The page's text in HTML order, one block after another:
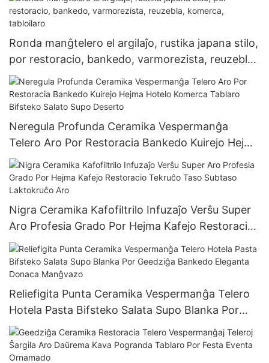
Ronda manĝtelero el argilaĵo, rustika japana stilo,
por restoracio, bankedo, varmorezista, reuzebla,
komerca, tabloilaro
Neregula Profunda Ceramika Vespermanĝa
Telero Aro Por Restoracia Bankedo Kuirejo Hejma
Hotelo Komerca Tablaro Bifsteko Salato Supo
Deserto
Nigra Ceramika Kafofiltrilo Infuzaĵo Verŝu Super
Aro Profesia Grado Por Hejma Kafejo Restoracio
Tekruĉo Taso Subtaso Laktokruĉo Aro
Reliefigita Punta Ceramika Vespermanĝa Telero
Hotela Pasta Bifsteko Salata Supo Blanka Por
Geedziĝa Bankedo Eleganta Donaca Manĝvazo